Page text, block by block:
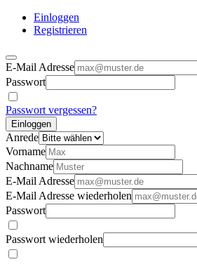
Einloggen
Registrieren
E-Mail Adresse
Passwort
Passwort vergessen?
Einloggen
Anrede
Vorname
Nachname
E-Mail Adresse
E-Mail Adresse wiederholen
Passwort
Passwort wiederholen